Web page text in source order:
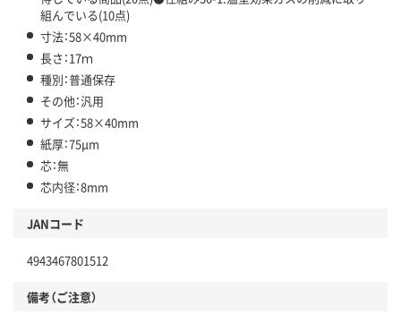
組んでいる(10点)
寸法：58×40mm
長さ：17ｍ
種別：普通保存
その他：汎用
サイズ：58×40mm
紙厚：75μm
芯：無
芯内径：8mm
JANコード
4943467801512
備考（ご注意）